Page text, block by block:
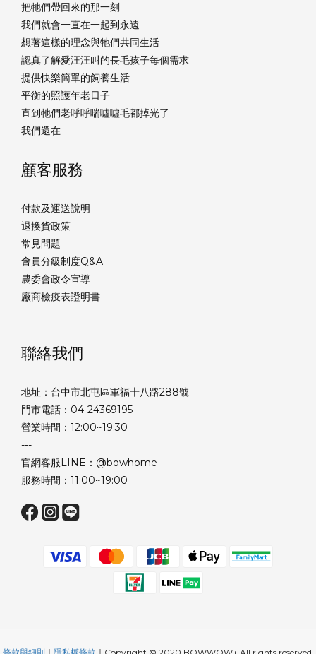
把牠們帶回來的那一刻
我們就會一直在一起到永遠
想著這樣的理念與牠們共同生活
認真了解愛汪汪叫的長毛孩子每個需求
提供快樂簡單的飼養生活
平衡的照護年老日子
直到牠們老呼呼喘噓噓毛都掉光了
我們還在
顧客服務
付款及運送說明
退換貨政策
常見問題
會員分級制度Q&A
農委會政令宣導
廠商檢疫表證明書
聯絡我們
地址：台中市北屯區軍福十八路288號
門市電話：04-24369195
營業時間：12:00~19:30
---
官網客服LINE：@bowhome
服務時間：11:00~19:00